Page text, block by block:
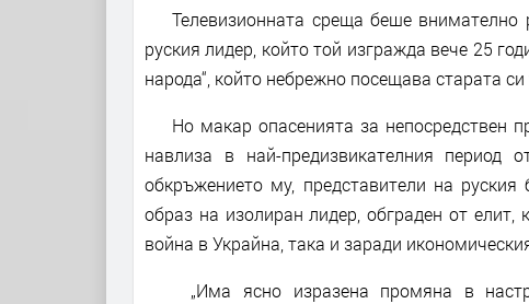
Телевизионната среща беше внимателно
руския лидер, който той изгражда вече 25
народа“, който небрежно посещава старата си
Но макар опасенията за непосредствен
навлиза в най-предизвикателния
обкръжението му, представители на
образ на изолиран лидер, обграден от
война в Украйна, така и заради
„Има ясно изразена промяна в